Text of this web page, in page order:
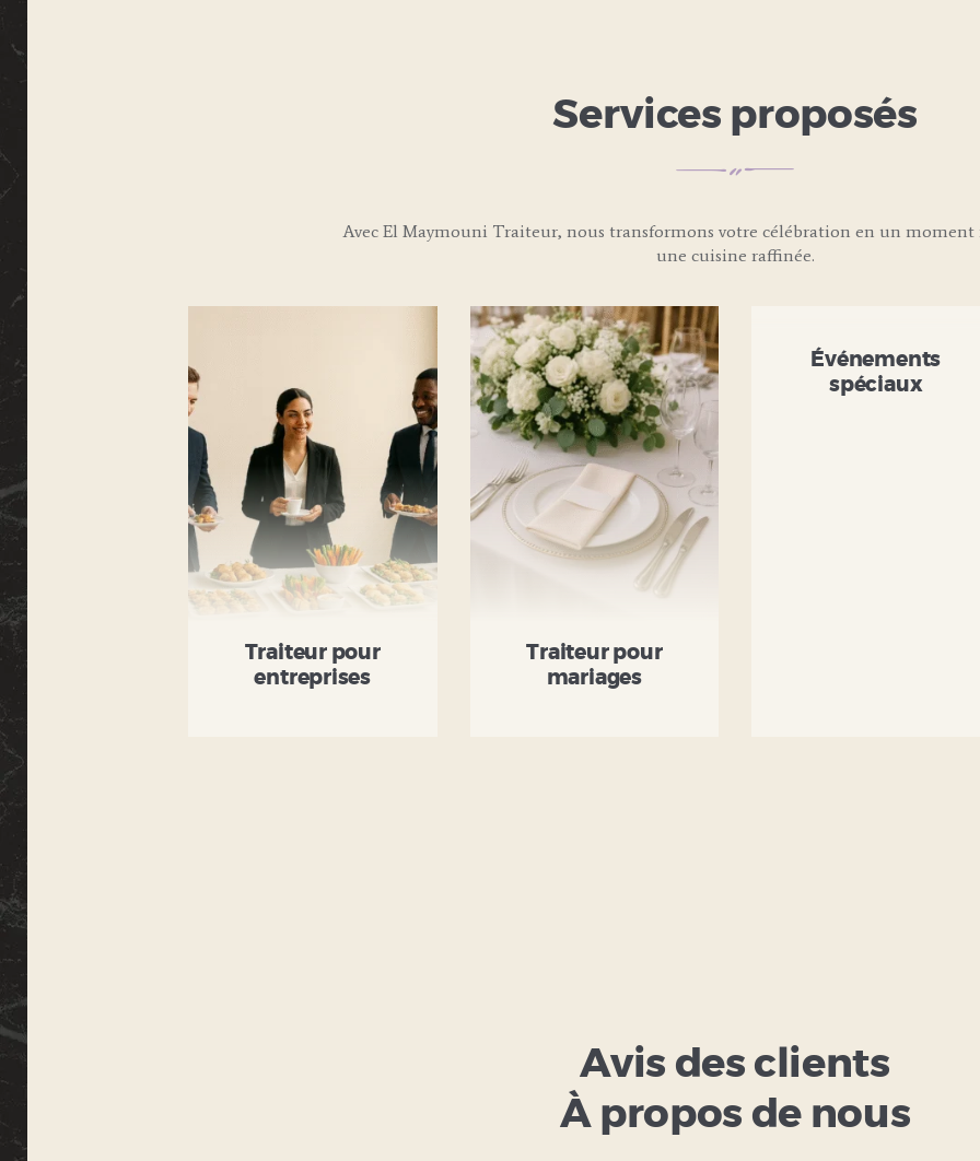
Services proposés
Avec El Maymouni Traiteur, nous transformons votre célébration en un moment
une cuisine raffinée.
Traiteur pour
entreprises
Traiteur pour
mariages
Événements
spéciaux
Avis des clients
À propos de nous